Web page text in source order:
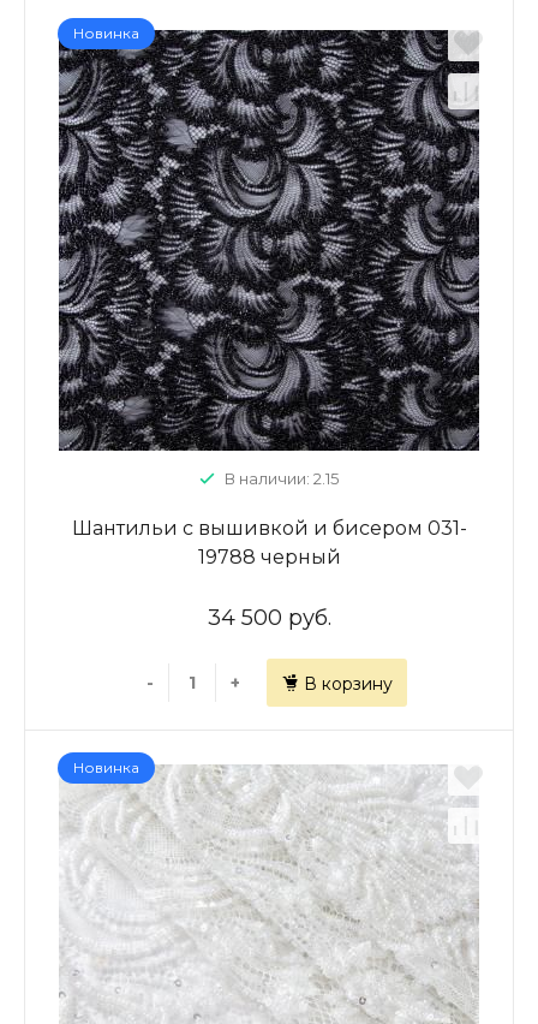
Новинка
В наличии: 2.15
Шантильи с вышивкой и бисером 031-
19788 черный
34 500 руб.
- + В корзину
Новинка